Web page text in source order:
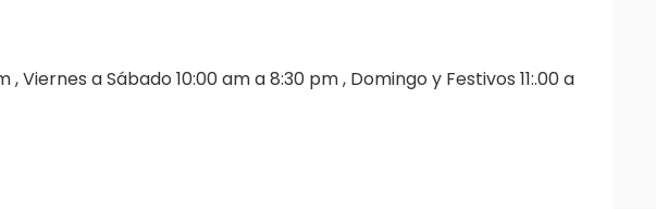
, Viernes a Sábado 10:00 am a 8:30 pm , Domingo y Festivos 11:.00 a